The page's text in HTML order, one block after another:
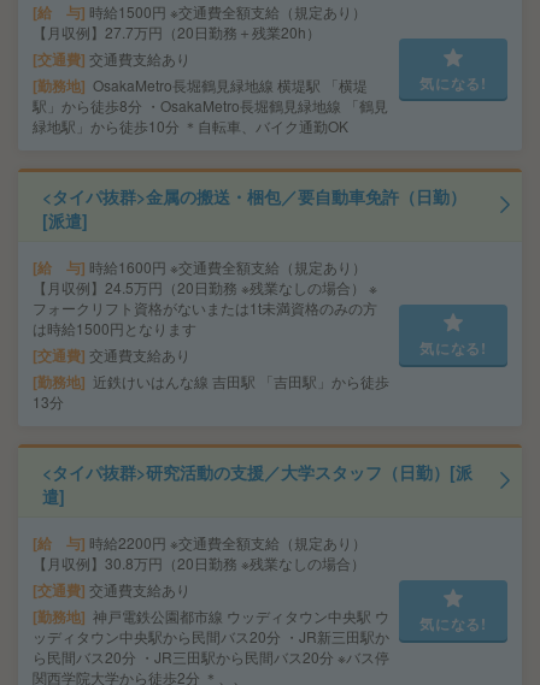
給 与 時給1500円 ※交通費全額支給（規定あり）
【月収例】27.7万円（20日勤務＋残業20h）
交通費 交通費支給あり
勤務地 OsakaMetro長堀鶴見緑地線 横堤駅 「横堤
駅」から徒歩8分 ・OsakaMetro長堀鶴見緑地線 「鶴見
緑地駅」から徒歩10分 ＊自転車、バイク通勤OK
気になる!
<タイパ抜群>金属の搬送・梱包／要自動車免許（日勤）
[派遣]
給 与 時給1600円 ※交通費全額支給（規定あり）
【月収例】24.5万円（20日勤務 ※残業なしの場合） ※
フォークリフト資格がないまたは1t未満資格のみの方
は時給1500円となります
交通費 交通費支給あり
勤務地
近鉄けいはんな線 吉田駅 「吉田駅」から徒歩
13分
気になる!
<タイパ抜群>研究活動の支援／大学スタッフ（日勤）[派
遣]
給 与 時給2200円 ※交通費全額支給（規定あり）
【月収例】30.8万円（20日勤務 ※残業なしの場合）
交通費 交通費支給あり
勤務地 神戸電鉄公園都市線 ウッディタウン中央駅 ウ
ッディタウン中央駅から民間バス20分 ・JR新三田駅か
ら民間バス20分 ・JR三田駅から民間バス20分 ※バス停
関西学院大学から徒歩2分 ＊、、
気になる!